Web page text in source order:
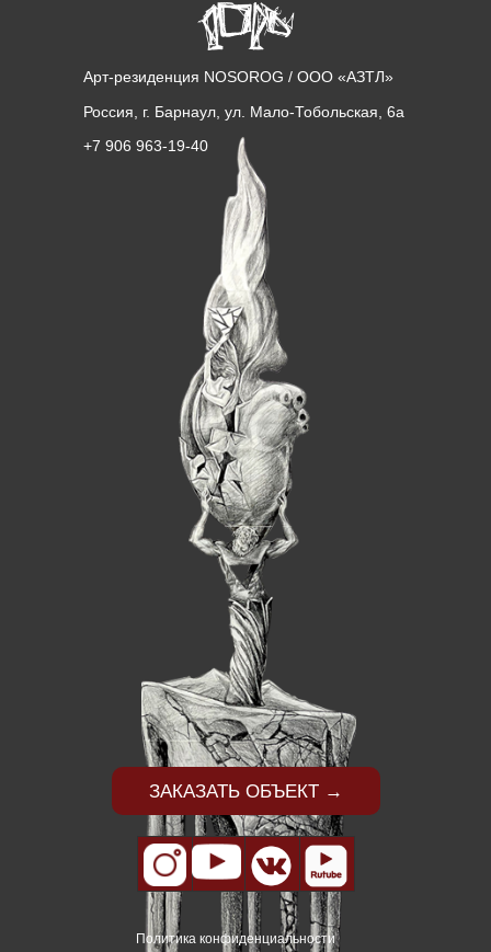
Арт-резиденция NOSOROG / ООО «АЗТЛ»
Политика конфиденциальности
+7 906 963-19-40
Россия, г. Барнаул, ул. Мало-Тобольская, 6а
ЗАКАЗАТЬ ОБЪЕКТ →